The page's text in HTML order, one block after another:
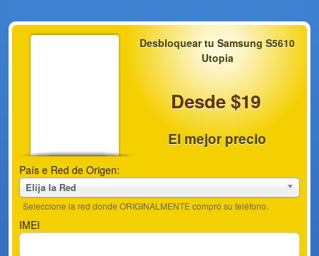
Desbloquear tu Samsung S5610
Utopia
Desde $19
El mejor precio
País e Red de Origen:
Elija la Red
Seleccione la red donde ORIGINALMENTE compró su teléfono.
IMEI